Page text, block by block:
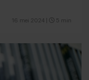
16 mei 2024 5 min